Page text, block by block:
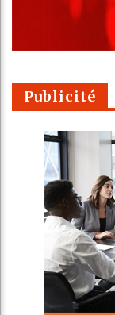
Publicité